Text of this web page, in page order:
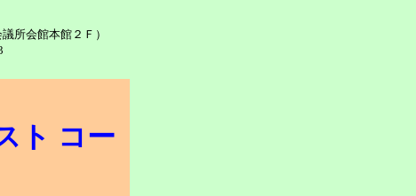
所会館本館２Ｆ）
ト コー